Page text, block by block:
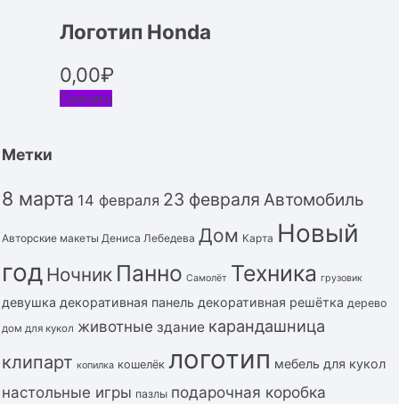
Логотип Honda
0,00₽
Скачать
Метки
8 марта 14 февраля 23 февраля Автомобиль
Авторские макеты Дениса Лебедева Дом Карта Новый
год Ночник Панно Самолёт Техника грузовик
девушка декоративная панель декоративная решётка дерево
дом для кукол животные здание карандашница
клипарт копилка кошелёк логотип мебель для кукол
настольные игры пазлы подарочная коробка